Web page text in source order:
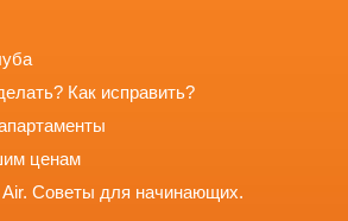
Как исправить?
ценам
Air. Советы для начинающих.